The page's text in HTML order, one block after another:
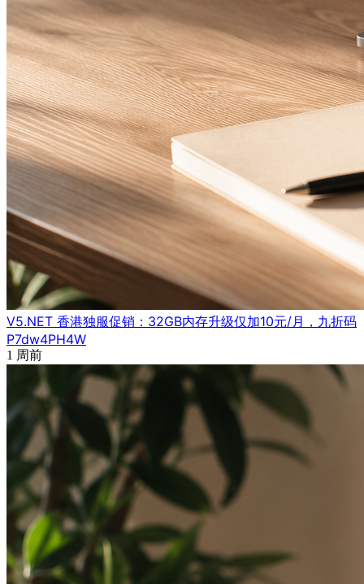
V5.NET 香港独服促销：32GB内存升级仅加10元/月，九折码
P7dw4PH4W
1 周前